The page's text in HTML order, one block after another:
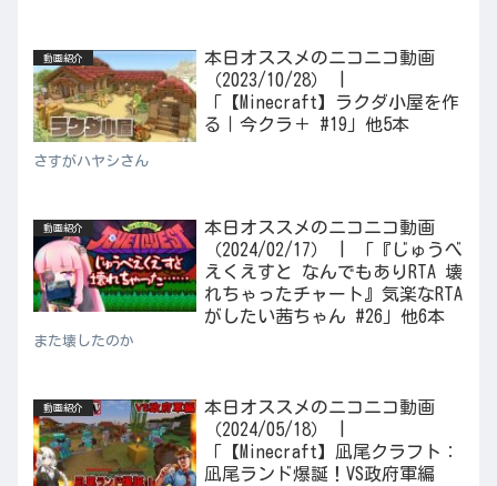
動画紹介
本日オススメのニコニコ動画
（2023/10/28） |
「【Minecraft】ラクダ小屋を作
る｜今クラ＋ #19」他5本
さすがハヤシさん
動画紹介
本日オススメのニコニコ動画
（2024/02/17） | 「『じゅうべ
えくえすと なんでもありRTA 壊
れちゃったチャート』気楽なRTA
がしたい茜ちゃん #26」他6本
また壊したのか
動画紹介
本日オススメのニコニコ動画
（2024/05/18） |
「【Minecraft】凪尾クラフト：
凪尾ランド爆誕！VS政府軍編